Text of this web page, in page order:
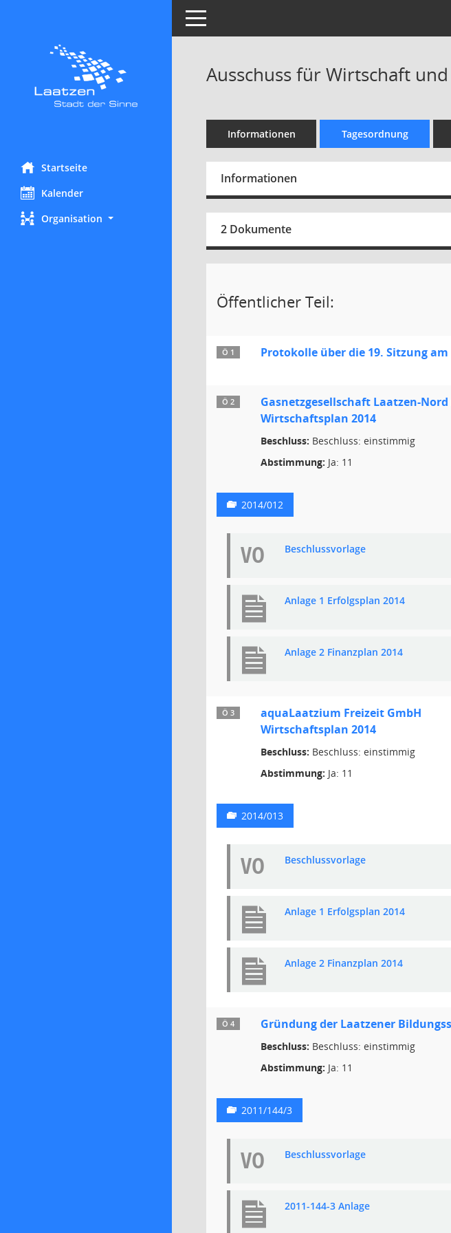
Startseite
Kalender
Organisation
Toggle navigation
Ausschuss für Wirtschaft
Informationen Tagesordnung
Informationen
2 Dokumente
Öffentlicher Teil:
Ö 1 Protokolle über die 19. Sitzung am
Ö 2
Gasnetzgesellschaft Laatzen-Nord
Wirtschaftsplan 2014
Beschluss: Beschluss: einstimmig
Abstimmung: Ja: 11
2014/012
VO Beschlussvorlage
Anlage 1 Erfolgsplan 2014
Anlage 2 Finanzplan 2014
Ö 3
aquaLaatzium Freizeit GmbH
Wirtschaftsplan 2014
Beschluss: Beschluss: einstimmig
Abstimmung: Ja: 11
2014/013
VO Beschlussvorlage
Anlage 1 Erfolgsplan 2014
Anlage 2 Finanzplan 2014
Ö 4 Gründung der Laatzener
Beschluss: Beschluss: einstimmig
Abstimmung: Ja: 11
2011/144/3
VO Beschlussvorlage
2011-144-3 Anlage